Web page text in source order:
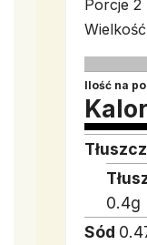
Porcje 2
Ilość na
0.4g
Sód